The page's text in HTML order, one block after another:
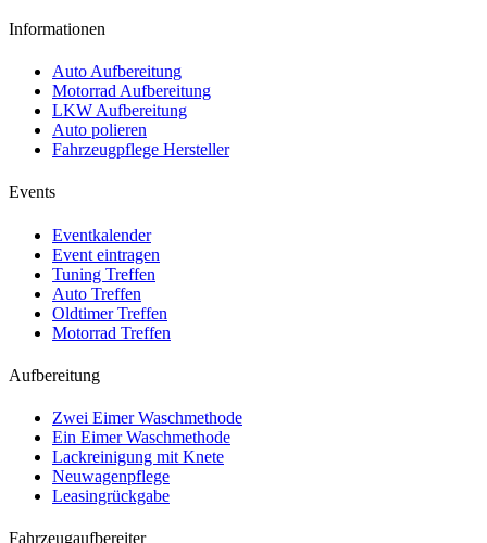
Informationen
Auto Aufbereitung
Motorrad Aufbereitung
LKW Aufbereitung
Auto polieren
Fahrzeugpflege Hersteller
Events
Eventkalender
Event eintragen
Tuning Treffen
Auto Treffen
Oldtimer Treffen
Motorrad Treffen
Aufbereitung
Zwei Eimer Waschmethode
Ein Eimer Waschmethode
Lackreinigung mit Knete
Neuwagenpflege
Leasingrückgabe
Fahrzeugaufbereiter